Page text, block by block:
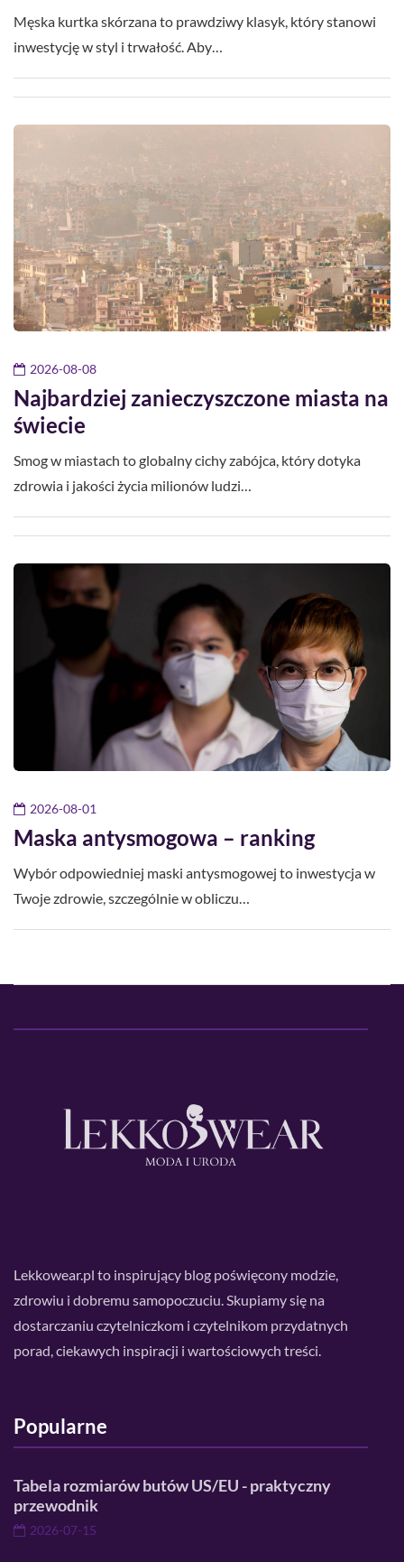
Męska kurtka skórzana to prawdziwy klasyk, który stanowi
inwestycję w styl i trwałość. Aby…
2026-08-08
Najbardziej zanieczyszczone miasta na
świecie
Smog w miastach to globalny cichy zabójca, który dotyka
zdrowia i jakości życia milionów ludzi…
2026-08-01
Maska antysmogowa – ranking
Wybór odpowiedniej maski antysmogowej to inwestycja w
Twoje zdrowie, szczególnie w obliczu…
Lekkowear.pl to inspirujący blog poświęcony modzie,
zdrowiu i dobremu samopoczuciu. Skupiamy się na
dostarczaniu czytelniczkom i czytelnikom przydatnych
porad, ciekawych inspiracji i wartościowych treści.
Popularne
Tabela rozmiarów butów US/EU - praktyczny
przewodnik
2026-07-15